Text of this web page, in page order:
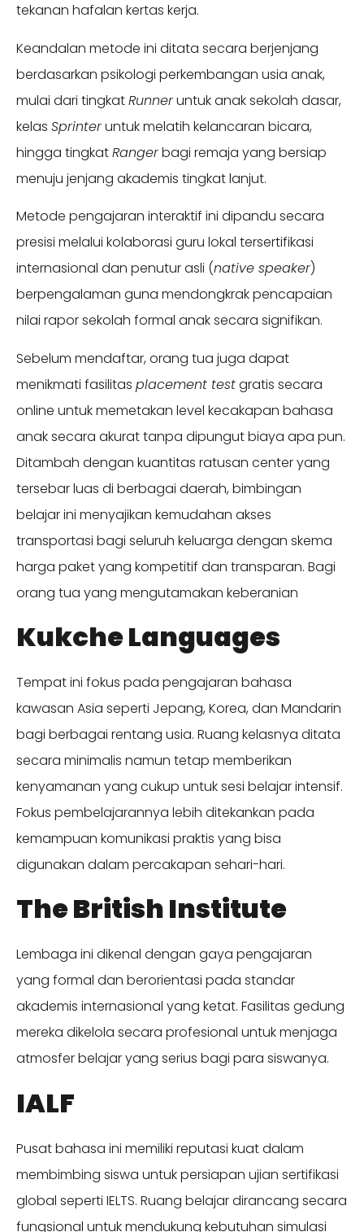
tekanan hafalan kertas kerja.
Keandalan metode ini ditata secara berjenjang
berdasarkan psikologi perkembangan usia anak,
mulai dari tingkatRunneruntuk anak sekolah dasar,
kelas Sprinteruntuk melatih kelancaran bicara,
hingga tingkatRangerbagi remaja yang bersiap
menuju jenjang akademis tingkat lanjut.
Metode pengajaran interaktif ini dipandu secara
presisi melalui kolaborasi guru lokal tersertifikasi
internasional dan penutur asli (native speaker)
berpengalaman guna mendongkrak pencapaian
nilai rapor sekolah formal anak secara signifikan.
Sebelum mendaftar, orang tua juga dapat
menikmati fasilitas placement testgratis secara
online untuk memetakan level kecakapan bahasa
anak secara akurat tanpa dipungut biaya apa pun.
Ditambah dengan kuantitas ratusan center yang
tersebar luas di berbagai daerah, bimbingan
belajar ini menyajikan kemudahan akses
transportasi bagi seluruh keluarga dengan skema
harga paket yang kompetitif dan transparan. Bagi
orang tua yang mengutamakan keberanian
Kukche Languages
Tempat ini fokus pada pengajaran bahasa
kawasan Asia seperti Jepang, Korea, dan Mandarin
bagi berbagai rentang usia. Ruang kelasnya ditata
secara minimalis namun tetap memberikan
kenyamanan yang cukup untuk sesi belajar intensif.
Fokus pembelajarannya lebih ditekankan pada
kemampuan komunikasi praktis yang bisa
digunakan dalam percakapan sehari-hari.
The British Institute
Lembaga ini dikenal dengan gaya pengajaran
yang formal dan berorientasi pada standar
akademis internasional yang ketat. Fasilitas gedung
mereka dikelola secara profesional untuk menjaga
atmosfer belajar yang serius bagi para siswanya.
IALF
Pusat bahasa ini memiliki reputasi kuat dalam
membimbing siswa untuk persiapan ujian sertifikasi
global seperti IELTS. Ruang belajar dirancang secara
fungsional untuk mendukung kebutuhan simulasi